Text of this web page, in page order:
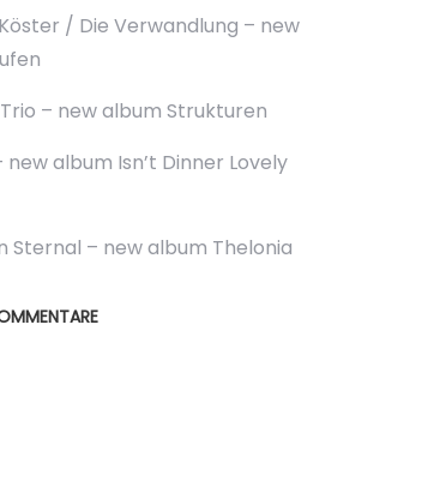
/ Die Verwandlung – new
– new album Strukturen
new album Isn’t Dinner Lovely
Sternal – new album Thelonia